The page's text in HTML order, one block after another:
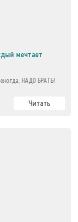
мечтает
НАДО БРАТЬ!
Читать